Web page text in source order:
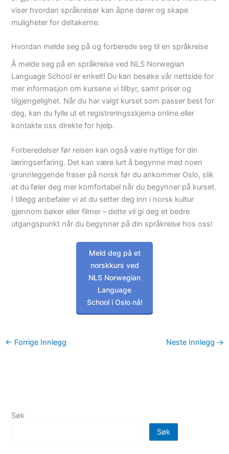
viser hvordan språkreiser kan åpne dører og skape
muligheter for deltakerne.
Hvordan melde seg på og forberede seg til en språkreise
Å melde seg på en språkreise ved NLS Norwegian
Language School er enkelt! Du kan besøke vår nettside for
mer informasjon om kursene vi tilbyr, samt priser og
tilgjengelighet. Når du har valgt kurset som passer best for
deg, kan du fylle ut et registreringsskjema online eller
kontakte oss direkte for hjelp.
Forberedelser før reisen kan også være nyttige for din
læringserfaring. Det kan være lurt å begynne med noen
grunnleggende fraser på norsk før du ankommer Oslo, slik
at du føler deg mer komfortabel når du begynner på kurset.
I tillegg anbefaler vi at du setter deg inn i norsk kultur
gjennom bøker eller filmer – dette vil gi deg et bedre
utgangspunkt når du begynner på din språkreise hos oss!
Meld deg på et
norskkurs ved
NLS Norwegian
Language
School i Oslo nå!
← Forrige Innlegg Neste Innlegg →
Søk
Søk